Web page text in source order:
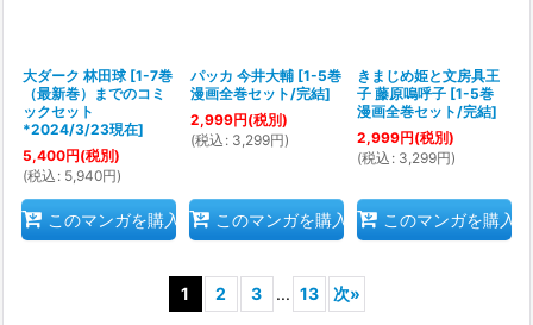
大ダーク 林田球 [1-7巻
（最新巻）までのコミ
ックセット
*2024/3/23現在]
5,400円(税別)
(税込 : 5,940円)
このマンガを購入
パッカ 今井大輔 [1-5巻
漫画全巻セット/完結]
2,999円(税別)
(税込 : 3,299円)
このマンガを購入
きまじめ姫と文房具王
子 藤原嗚呼子 [1-5巻
漫画全巻セット/完結]
2,999円(税別)
(税込 : 3,299円)
このマンガを購入
1 2 3 ... 13 次»